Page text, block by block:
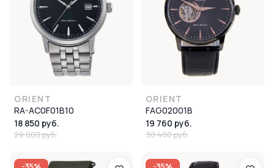
ORIENT
RA-AC0F01B10
18 850 руб.
29 000 руб.
ORIENT
FAG02001B
19 760 руб.
30 400 руб.